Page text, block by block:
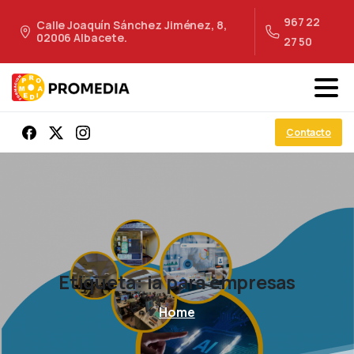
Calle Joaquín Sánchez Jiménez, 8,
02006 Albacete.
967 22
27 50
Contacto
Etiqueta:iaparaempresas
Home